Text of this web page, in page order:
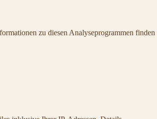
zu diesen Analyseprogrammen finden